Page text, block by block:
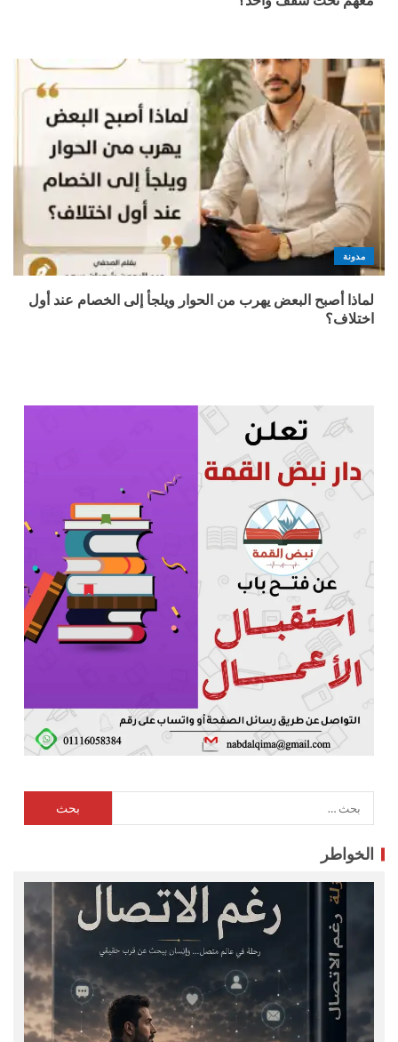
مدونة
لماذا أصبح البعض يهرب من الحوار ويلجأ إلى الخصام عند أول
اختلاف؟
الخواطر